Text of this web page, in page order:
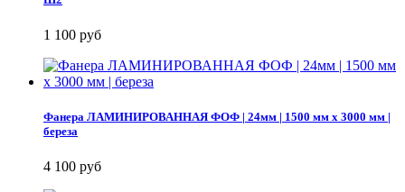
1 100 руб
Фанера ЛАМИНИРОВАННАЯ ФОФ | 24мм | 1500 мм х 3000 мм |
береза
4 100 руб